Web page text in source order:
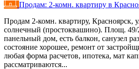
Продам: 2-комн. квартиру в
Продам 2-комн. квартиру, Красноярск,
солнечный (простоквашино). Площ. 49/
панельный дом, есть балкон, санузел
состояние хорошее, ремонт от
любая форма расчетов, ипотека, мат
рассматриваются...